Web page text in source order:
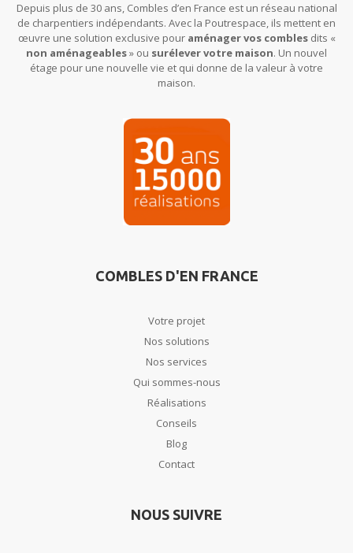
Depuis plus de 30 ans, Combles d’en France est un réseau national
de charpentiers indépendants. Avec la Poutrespace, ils mettent en
œuvre une solution exclusive pour aménager vos comblesdits «
non aménageables» ou surélever votre maison. Un nouvel
étage pour une nouvelle vie et qui donne de la valeur à votre
maison.
COMBLES D'EN FRANCE
Votre projet
Nos solutions
Nos services
Qui sommes-nous
Réalisations
Conseils
Blog
Contact
NOUS SUIVRE